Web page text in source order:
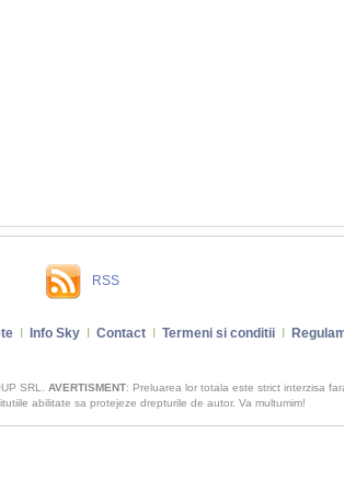
RSS
I Info SkyI ContactI Termeni si conditiiI
SRL. AVERTISMENT: Preluarea lor totala este strict interzisa
abilitate sa protejeze drepturile de autor. Va multumim!